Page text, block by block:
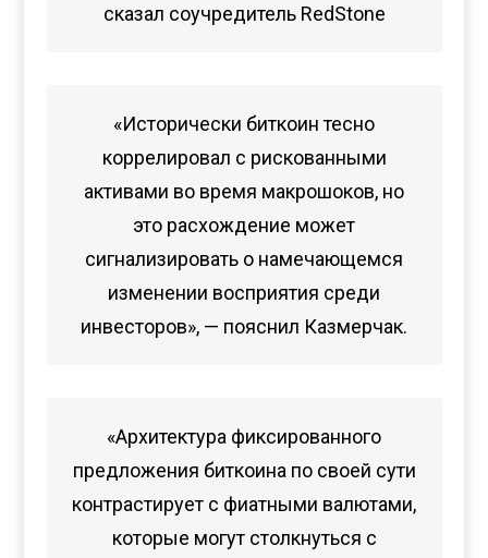
сказал соучредитель RedStone
«Исторически биткоин тесно
коррелировал с рискованными
активами во время макрошоков, но
это расхождение может
сигнализировать о намечающемся
изменении восприятия среди
инвесторов», — пояснил Казмерчак.
«Архитектура фиксированного
предложения биткоина по своей сути
контрастирует с фиатными валютами,
которые могут столкнуться с